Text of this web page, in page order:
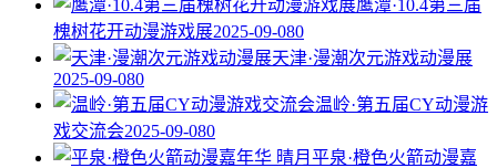
鹰潭·10.4第三届
槐树花开动漫游戏展2025-09-080
天津·漫潮次元游戏动漫展
2025-09-080
温岭·第五届CY动漫游
戏交流会2025-09-080
平泉·橙色火箭动漫嘉